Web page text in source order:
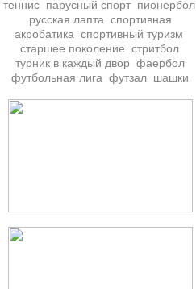
теннис парусный спорт пионербол
русская лапта спортивная
акробатика спортивный туризм
старшее поколение стритбол
турник в каждый двор фаербол
футбольная лига футзал шашки